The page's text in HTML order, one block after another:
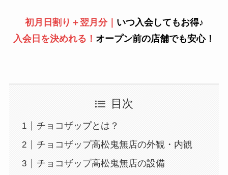
初月日割り＋翌月分｜ いつ入会してもお得♪
入会日を決めれる！ オープン前の店舗でも安心！
目次
チョコザップとは？
チョコザップ高松鬼無店の外観・内観
チョコザップ高松鬼無店の設備